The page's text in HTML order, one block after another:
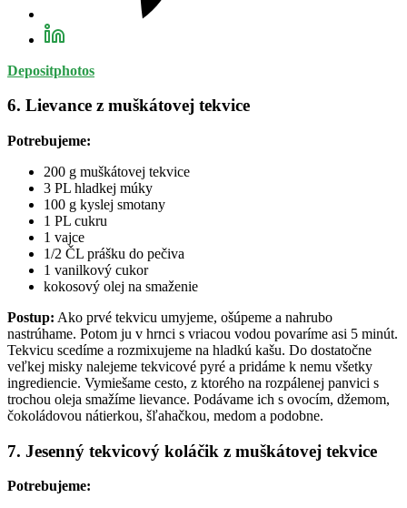
Depositphotos
6. Lievance z muškátovej tekvice
Potrebujeme:
200 g muškátovej tekvice
3 PL hladkej múky
100 g kyslej smotany
1 PL cukru
1 vajce
1/2 ČL prášku do pečiva
1 vanilkový cukor
kokosový olej na smaženie
Postup: Ako prvé tekvicu umyjeme, ošúpeme a nahrubo
nastrúhame. Potom ju v hrnci s vriacou vodou povaríme asi 5 minút.
Tekvicu scedíme a rozmixujeme na hladkú kašu. Do dostatočne
veľkej misky nalejeme tekvicové pyré a pridáme k nemu všetky
ingrediencie. Vymiešame cesto, z ktorého na rozpálenej panvici s
trochou oleja smažíme lievance. Podávame ich s ovocím, džemom,
čokoládovou nátierkou, šľahačkou, medom a podobne.
7. Jesenný tekvicový koláčik z muškátovej tekvice
Potrebujeme: